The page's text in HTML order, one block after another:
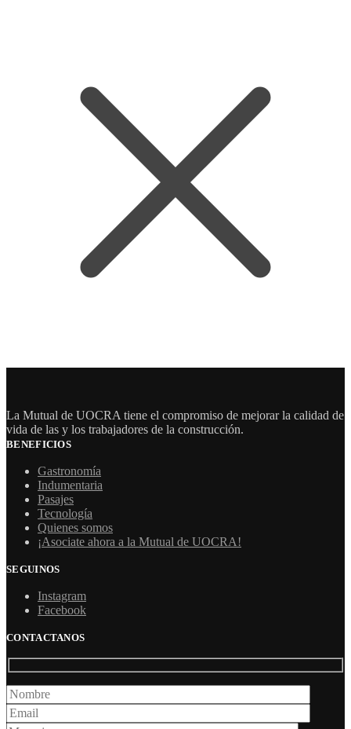
La Mutual de UOCRA tiene el compromiso de mejorar la calidad de
vida de las y los trabajadores de la construcción.
BENEFICIOS
Gastronomía
Indumentaria
Pasajes
Tecnología
Quienes somos
¡Asociate ahora a la Mutual de UOCRA!
SEGUINOS
Instagram
Facebook
CONTACTANOS